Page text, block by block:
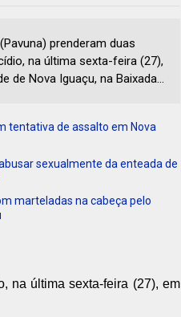
prenderam duas
na última sexta-feira (27),
de Nova Iguaçu, na Baixada...
tentativa de assalto em Nova
sexualmente da enteada de
marteladas na cabeça pelo
na última sexta-feira (27), em